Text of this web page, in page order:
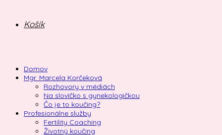
Košík
Domov
Mgr. Marcela Korčeková
Rozhovory v médiách
Na slovíčko s gynekologičkou
Čo je to koučing?
Profesionálne služby
Fertility Coaching
Životný koučing